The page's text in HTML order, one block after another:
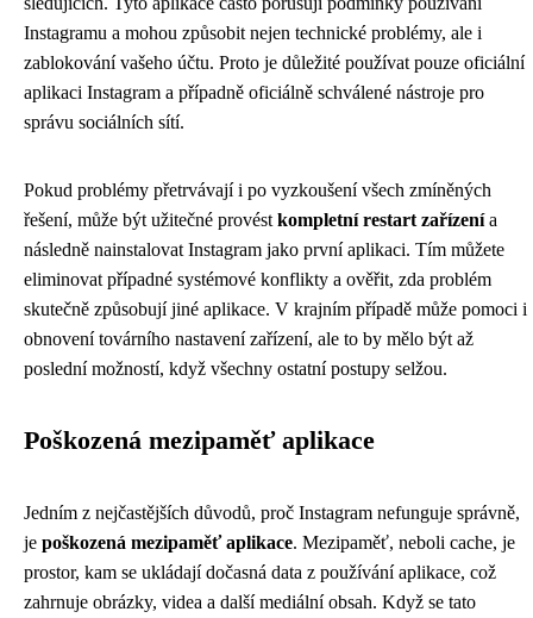
Instagramu a mohou způsobit nejen technické problémy, ale i
zablokování vašeho účtu. Proto je důležité používat pouze oficiální
aplikaci Instagram a případně oficiálně schválené nástroje pro
správu sociálních sítí.
Pokud problémy přetrvávají i po vyzkoušení všech zmíněných
řešení, může být užitečné provést kompletní restart zařízenía
následně nainstalovat Instagram jako první aplikaci. Tím můžete
eliminovat případné systémové konflikty a ověřit, zda problém
skutečně způsobují jiné aplikace. V krajním případě může pomoci i
obnovení továrního nastavení zařízení, ale to by mělo být až
poslední možností, když všechny ostatní postupy selžou.
Poškozená mezipaměť aplikace
Jedním z nejčastějších důvodů, proč Instagram nefunguje správně,
je poškozená mezipaměť aplikace. Mezipaměť, neboli cache, je
prostor, kam se ukládají dočasná data z používání aplikace, což
zahrnuje obrázky, videa a další mediální obsah. Když se tato